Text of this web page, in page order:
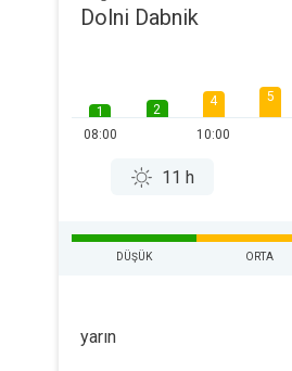
Dolni Dabnik
1
08:00
2
4
10:00
5
11 h
DÜŞÜK ORTA
yarın